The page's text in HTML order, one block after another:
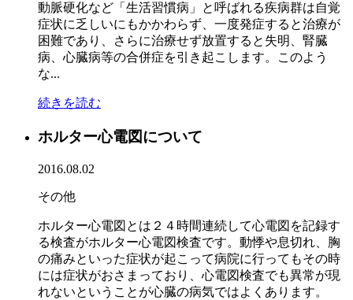
動脈硬化など「生活習慣病」と呼ばれる疾病群は自覚
症状に乏しいにもかかわらず、一度発症すると治療が
困難であり、さらに治療せず放置すると失明、腎臓
病、心臓病等の合併症を引き起こします。このよう
な...
続きを読む
ホルター心電図について
2016.08.02
その他
ホルター心電図とは２４時間連続して心電図を記録す
る検査がホルター心電図検査です。動悸や息切れ、胸
の痛みといった症状が起こって病院に行ってもその時
には症状がおさまっており、心電図検査でも異常が現
れないということが心臓の病気ではよくあります。